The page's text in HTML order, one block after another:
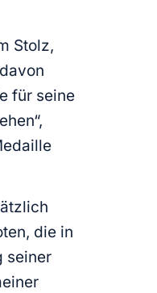
Stolz,
für seine
die in
seiner